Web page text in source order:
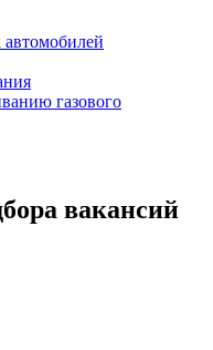
газового
вакансий